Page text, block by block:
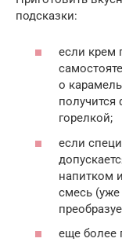
подсказки:
если крем
о
горелкой;
если
напитком
смесь (уже
еще более